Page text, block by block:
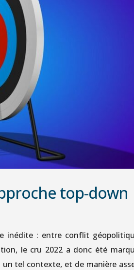
top-down
inédite : entre conflit
le cru 2022 a donc été
un tel contexte, et de manière